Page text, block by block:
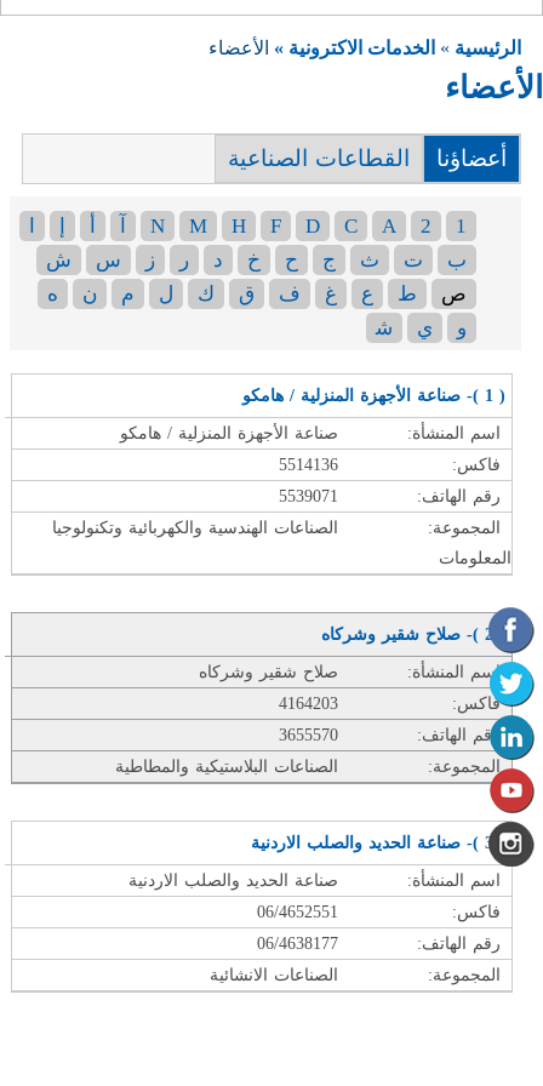
الرئيسية » الخدمات الاكترونية » الأعضاء
الأعضاء
أعضاؤنا القطاعات الصناعية
1
2
A
C
D
F
H
M
N
ب
ت ث ج ح خ د ر ز س
ش
ص
ط ع غ ف ق ك ل م ن
ه
و
ي ﺷ
( 1 )- صناعة الأجهزة المنزلية / هامكو
اسم المنشأة:
صناعة الأجهزة المنزلية / هامكو
فاكس:
5514136
رقم الهاتف:
5539071
المجموعة:
الصناعات الهندسية والكهربائية وتكنولوجيا
المعلومات
( 2 )- صلاح شقير وشركاه
اسم المنشأة:
صلاح شقير وشركاه
فاكس:
4164203
رقم الهاتف:
3655570
المجموعة:
الصناعات البلاستيكية والمطاطية
( 3 )- صناعة الحديد والصلب الاردنية
اسم المنشأة:
صناعة الحديد والصلب الاردنية
فاكس:
06/4652551
رقم الهاتف:
06/4638177
المجموعة:
الصناعات الانشائية